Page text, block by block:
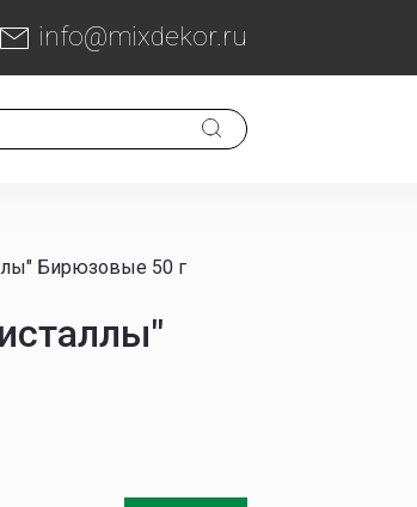
info@mixdekor.ru
Бирюзовые 50 г